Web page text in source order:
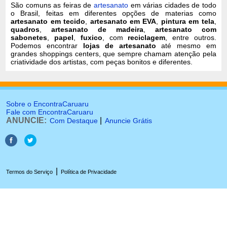
São comuns as feiras de artesanato em várias cidades de todo
o Brasil, feitas em diferentes opções de materias como
artesanato em tecido
artesanato em EVA pintura em tela,
quadros ,artesanato de madeira, artesanato com
sabonetes
papel fuxico , com reciclagem , entre outros.
Podemos encontrar lojas de artesanato até mesmo em
grandes shoppings centers, que sempre chamam atenção pela
criatividade dos artistas, com peças bonitos e diferentes.
Sobre o EncontraCaruaru
Fale com EncontraCaruaru
ANUNCIE: Com Destaque Anuncie Grátis
Termos do Serviço Política de Privacidade